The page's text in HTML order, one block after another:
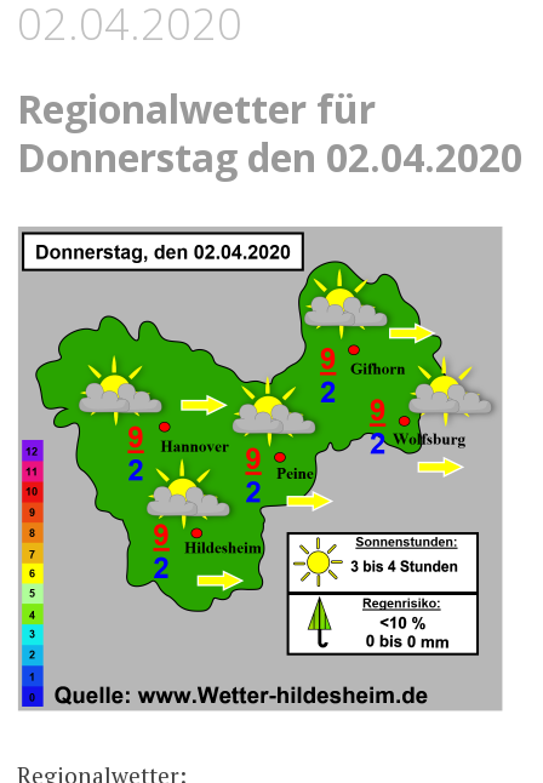
02.04.2020
Regionalwetter für
Donnerstag den 02.04.2020
Regionalwetter: